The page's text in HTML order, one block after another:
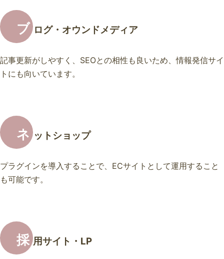
ブ ログ・オウンドメディア
記事更新がしやすく、SEOとの相性も良いため、情報発信サイ
トにも向いています。
ネ ットショップ
プラグインを導入することで、ECサイトとして運用すること
も可能です。
採 用サイト・LP